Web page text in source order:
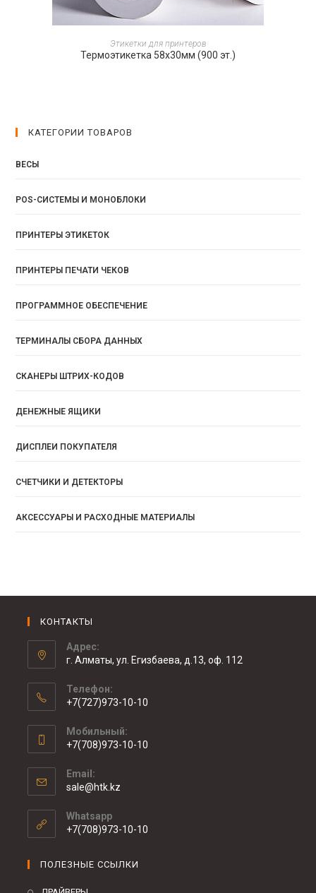
ПОДРОБНЕЕ
Этикетки для принтеров
Термоэтикетка 58х30мм (900 эт.)
КАТЕГОРИИ ТОВАРОВ
ВЕСЫ
POS-СИСТЕМЫ И МОНОБЛОКИ
ПРИНТЕРЫ ЭТИКЕТОК
ПРИНТЕРЫ ПЕЧАТИ ЧЕКОВ
ПРОГРАММНОЕ ОБЕСПЕЧЕНИЕ
ТЕРМИНАЛЫ СБОРА ДАННЫХ
СКАНЕРЫ ШТРИХ-КОДОВ
ДЕНЕЖНЫЕ ЯЩИКИ
ДИСПЛЕИ ПОКУПАТЕЛЯ
СЧЕТЧИКИ И ДЕТЕКТОРЫ
АКСЕССУАРЫ И РАСХОДНЫЕ МАТЕРИАЛЫ
КОНТАКТЫ
Адрес:
г. Алматы, ул. Егизбаева, д.13, оф. 112
Телефон:
+7(727)973-10-10
Мобильный:
+7(708)973-10-10
Email:
sale@htk.kz
Whatsapp
+7(708)973-10-10
ПОЛЕЗНЫЕ ССЫЛКИ